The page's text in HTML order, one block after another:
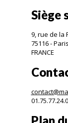
Siège
9, rue de la
75116 - Paris
FRANCE
Plan